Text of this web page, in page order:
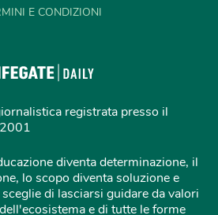
E CONDIZIONI
registrata presso il
diventa determinazione, il
lo scopo diventa soluzione e
di lasciarsi guidare da valori
e di tutte le forme